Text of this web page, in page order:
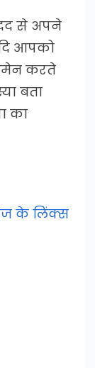
से अपने
आपको
करते
बता
का
के लिंक्स